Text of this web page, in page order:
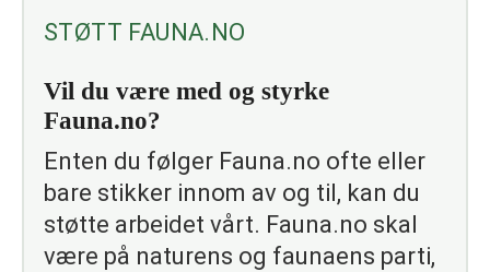
STØTT FAUNA.NO
Vil du være med og styrke
Fauna.no?
Enten du følger Fauna.no ofte eller
bare stikker innom av og til, kan du
støtte arbeidet vårt. Fauna.no skal
være på naturens og faunaens parti,